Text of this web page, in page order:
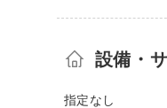
設備・
指定なし